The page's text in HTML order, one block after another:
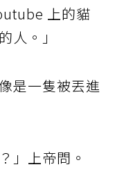
上的貓
人。」
是一隻被丟進
」上帝問。